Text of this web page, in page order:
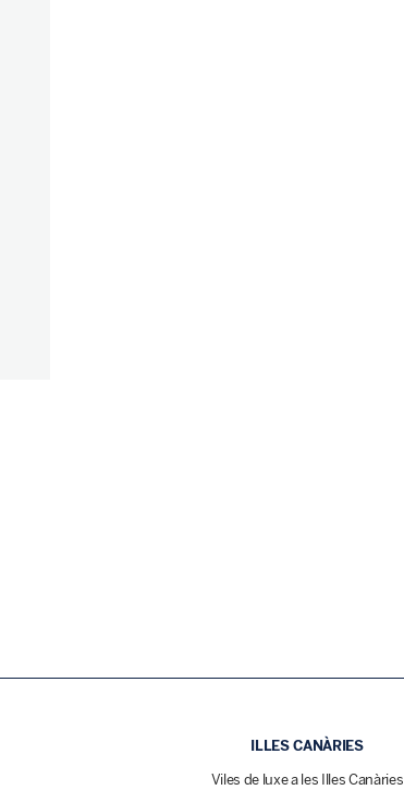
ILLES CANÀRIES
Viles de luxe a les Illes Canàries